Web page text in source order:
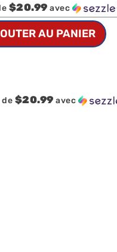
$20.99 avec
AU PANIER
de $20.99 avec